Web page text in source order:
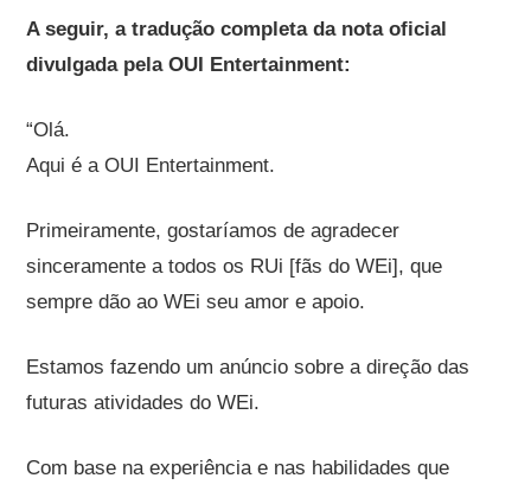
A seguir, a tradução completa da nota oficial
divulgada pelaOUI Entertainment:
“Olá.
Aqui é a OUI Entertainment.
Primeiramente, gostaríamos de agradecer
sinceramente a todos os RUi [fãs do WEi], que
sempre dão ao WEi seu amor e apoio.
Estamos fazendo um anúncio sobre a direção das
futuras atividades do WEi.
Com base na experiência e nas habilidades que